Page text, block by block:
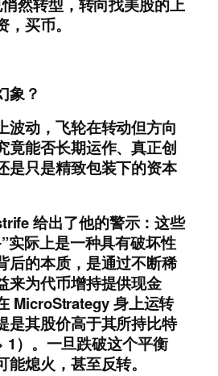
然转型，转向找美股的上
买币。
象？
波动，飞轮在转动但方向
竟能否长期运作、真正创
是只是精致包装下的资本
给出了他的警示：这些
实际上是一种具有破坏性
后的本质，是通过不断稀
来为代币增持提供现金
MicroStrategy 身上运转
是其股价高于其所持比特
1）。一旦跌破这个平衡
熄火，甚至反转。